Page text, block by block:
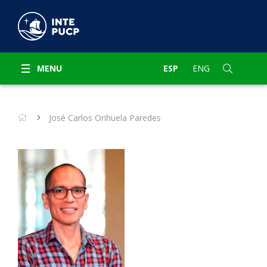
MENU ESP ENG
José Carlos Orihuela Paredes